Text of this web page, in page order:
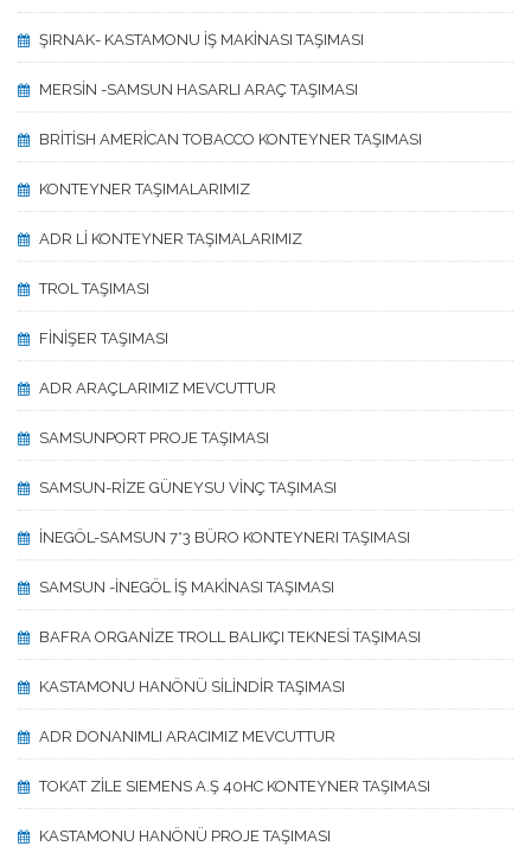
ŞIRNAK- KASTAMONU İŞ MAKİNASI TAŞIMASI
MERSİN -SAMSUN HASARLI ARAÇ TAŞIMASI
BRİTİSH AMERİCAN TOBACCO KONTEYNER TAŞIMASI
KONTEYNER TAŞIMALARIMIZ
ADR Lİ KONTEYNER TAŞIMALARIMIZ
TROL TAŞIMASI
FİNİŞER TAŞIMASI
ADR ARAÇLARIMIZ MEVCUTTUR
SAMSUNPORT PROJE TAŞIMASI
SAMSUN-RİZE GÜNEYSU VİNÇ TAŞIMASI
İNEGÖL-SAMSUN 7*3 BÜRO KONTEYNERI TAŞIMASI
SAMSUN -İNEGÖL İŞ MAKİNASI TAŞIMASI
BAFRA ORGANİZE TROLL BALIKÇI TEKNESİ TAŞIMASI
KASTAMONU HANÖNÜ SİLİNDİR TAŞIMASI
ADR DONANIMLI ARACIMIZ MEVCUTTUR
TOKAT ZİLE SIEMENS A.Ş 40HC KONTEYNER TAŞIMASI
KASTAMONU HANÖNÜ PROJE TAŞIMASI